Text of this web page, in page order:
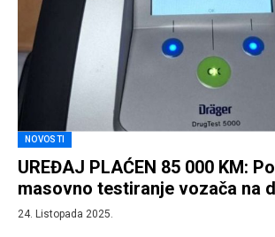
NOVOSTI
UREĐAJ PLAĆEN 85 000 KM:
masovno testiranje vozača na
24. Listopada 2025.